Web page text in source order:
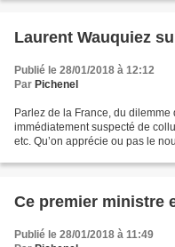
Laurent Wauquiez
Publié le 28/01/2018 à 12:12
Par Pichenel
Parlez de la France, du dilemme
immédiatement suspecté de
etc. Qu’on apprécie ou pas le
Publié le 28/01/2018 à 11:49